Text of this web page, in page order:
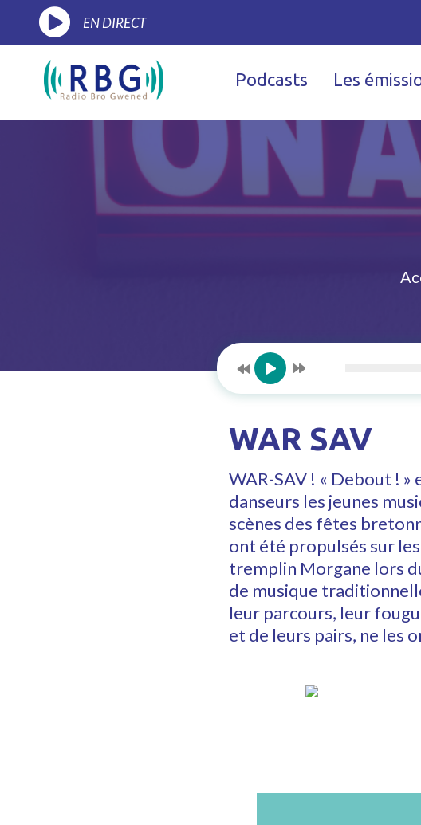
EN DIRECT
Podcasts Les
WAR SAV
WAR-SAV ! « Debout !
danseurs les jeunes
scènes des fêtes
ont été propulsés sur
tremplin Morgane lors
de musique
leur parcours, leur
et de leurs pairs, ne les